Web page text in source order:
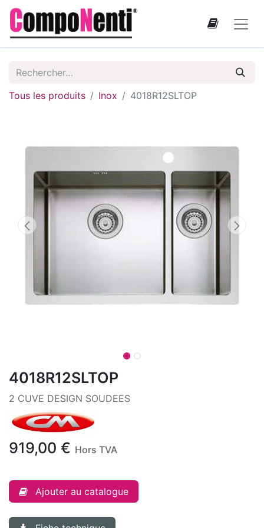
Tous les produits Inox 4018R12SLTOP
4018R12SLTOP
2 CUVE DESIGN SOUDEES
919,00 € Hors TVA
Ajouter au catalogue